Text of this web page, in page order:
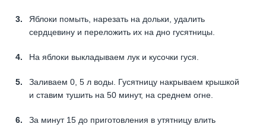
Яблоки помыть, нарезать на дольки, удалить
сердцевину и переложить их на дно гусятницы.
На яблоки выкладываем лук и кусочки гуся.
Заливаем 0, 5 л воды. Гусятницу накрываем крышкой
и ставим тушить на 50 минут, на среднем огне.
За минут 15 до приготовления в утятницу влить